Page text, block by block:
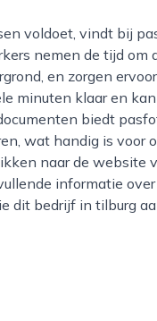
nemen de tijd om
en zorgen
minuten klaar en
biedt
wat handig is voor
naar de website
informatie over
dit bedrijf in tilburg